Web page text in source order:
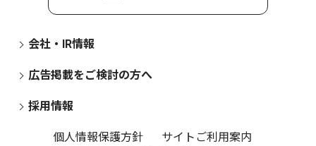
会社・IR情報
広告掲載をご検討の方へ
採用情報
個人情報保護方針
サイトご利用案内